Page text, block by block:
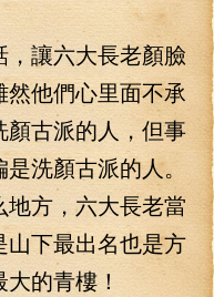
六大長老顏臉
他們心里面不承
顏古派的人，但事
洗顏古派的人。
方，六大長老當
山下最出名也是方
的青樓！